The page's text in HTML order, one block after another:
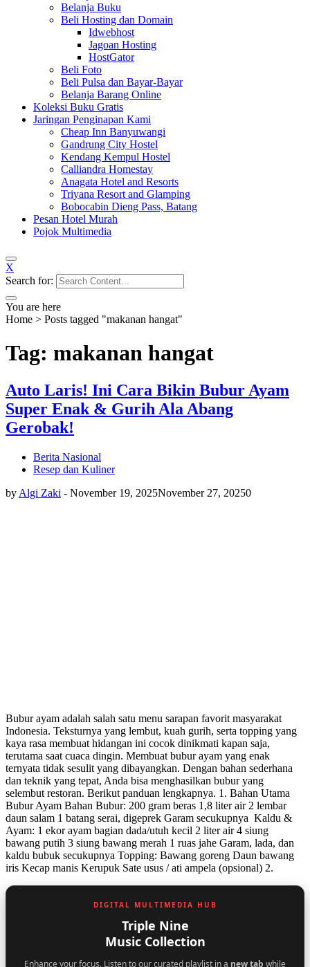
Belanja Buku
Beli Hosting dan Domain
Idwebhost
Jagoan Hosting
HostGator
Beli Foto
Beli Pulsa dan Bayar-Bayar
Belanja Barang Online
Koleksi Buku Gratis
Jaringan Penginapan Kami
Cheap Inn Banyuwangi
Gandrung City Hostel
Kendang Kempul Hostel
Calliandra Homestay
Anagata Hotel and Resorts
Triyana Resort and Glamping
Bobocabin Dieng Pass, Batang
Pesan Hotel Murah
Pojok Multimedia
X
Search for:
You are here
Home > Posts tagged "makanan hangat"
Tag: makanan hangat
Auto Laris! Ini Cara Bikin Bubur Ayam
Super Enak & Gurih Ala Abang
Gerobak!
Berita Nasional
Resep dan Kuliner
by Algi Zaki - November 19, 2025November 27, 20250
Bubur ayam adalah salah satu menu sarapan favorit masyarakat
Indonesia. Teksturnya yang lembut, kuah gurih, serta topping yang
kaya rasa membuat hidangan ini cocok dinikmati kapan saja,
terutama saat cuaca dingin. Membuat bubur ayam yang enak
ternyata tidak sesulit yang dibayangkan. Dengan bahan sederhana
dan teknik yang tepat, Anda bisa menghasilkan bubur yang
selembut restoran. Berikut panduan lengkapnya. 1. Bahan Utama
Bubur Ayam Bahan Bubur: 200 gram beras 1,8 liter air 2 lembar
daun salam 1 batang serai, digeprek Garam secukupnya Kaldu &
Ayam: 1 ekor ayam bagian dada/utuh kecil 2 liter air 4 siung
bawang putih 3 siung bawang merah 1 ruas jahe Garam, lada, dan
kaldu bubuk secukupnya Topping: Bawang goreng Daun bawang
iris Kecap manis Kerupuk Sate usus / ati ampela (opsional) 2.
DIGITAL MULTIMEDIA HUB
Triple Nine
Music Collection
Enhance your focus. Listen to our curated playlist in a new tab while